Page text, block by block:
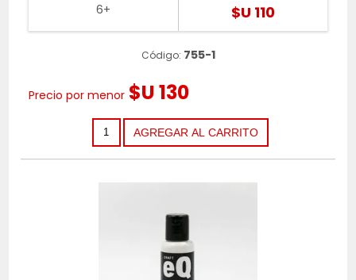
6+ $U 110
Código: 755-1
Precio por menor $U 130